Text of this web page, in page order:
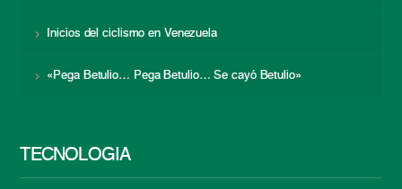
Inicios del ciclismo en Venezuela
«Pega Betulio… Pega Betulio… Se cayó Betulio»
TECNOLOGÍA